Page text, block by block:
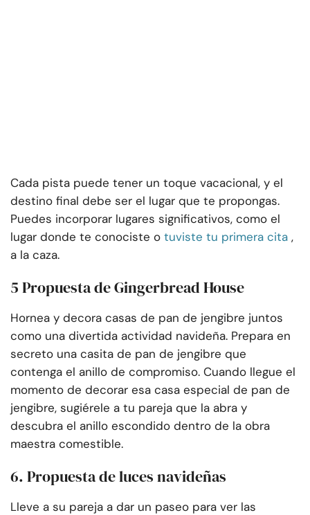
Cada pista puede tener un toque vacacional, y el
destino final debe ser el lugar que te propongas.
Puedes incorporar lugares significativos, como el
lugar donde te conociste o tuviste tu primera cita ,
a la caza.
5 Propuesta de Gingerbread House
Hornea y decora casas de pan de jengibre juntos
como una divertida actividad navideña. Prepara en
secreto una casita de pan de jengibre que
contenga el anillo de compromiso. Cuando llegue el
momento de decorar esa casa especial de pan de
jengibre, sugiérele a tu pareja que la abra y
descubra el anillo escondido dentro de la obra
maestra comestible.
6. Propuesta de luces navideñas
Lleve a su pareja a dar un paseo para ver las